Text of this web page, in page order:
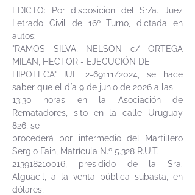
EDICTO: Por disposición del Sr/a. Juez
Letrado Civil de 16º Turno, dictada en
autos:
"RAMOS SILVA, NELSON c/ ORTEGA
MILAN, HECTOR - EJECUCIÓN DE
HIPOTECA" IUE 2-69111/2024, se hace
saber que el día 9 de junio de 2026 a las
13:30 horas en la Asociación de
Rematadores, sito en la calle Uruguay
826, se
procederá por intermedio del Martillero
Sergio Fain, Matrícula N.º 5.328 R.U.T.
213918210016 , presidido de la Sra.
Alguacil, a la venta pública subasta, en
dólares,